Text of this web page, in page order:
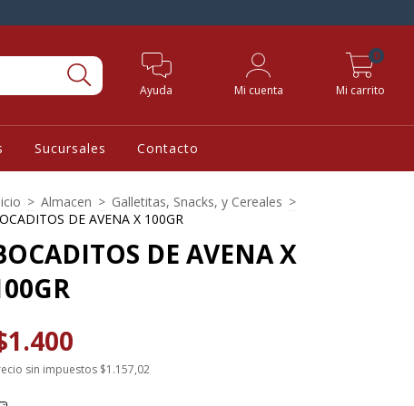
Ayuda Mi cuenta Mi carrito
0
Sucursales Contacto
> Almacen > Galletitas, Snacks, y Cereales >
DE AVENA X 100GR
DE AVENA X
sin impuestos $1.157,02